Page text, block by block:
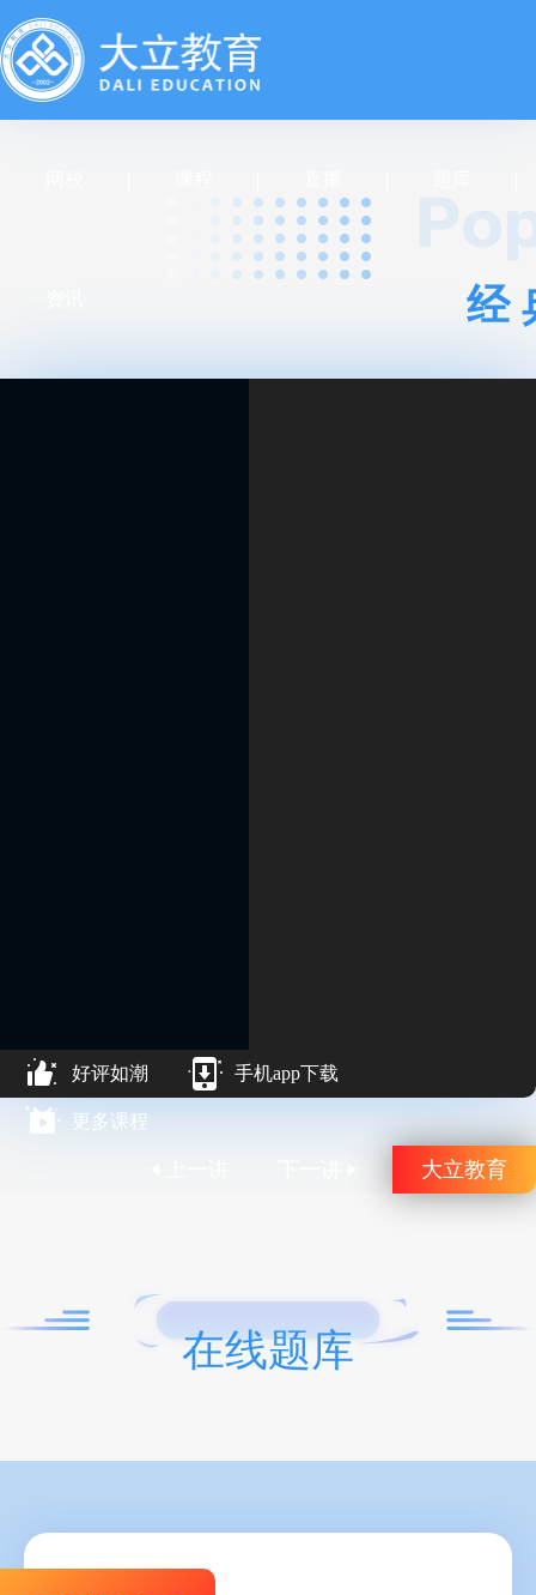
经
好评如潮 手机app下载
更多课程
大立教育
在线题库